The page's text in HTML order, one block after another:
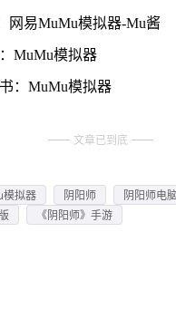
网易MuMu模拟器-Mu酱
MuMu模拟器
：MuMu模拟器
文章已到底
模拟器 阴阳师 阴阳师电
《阴阳师》手游